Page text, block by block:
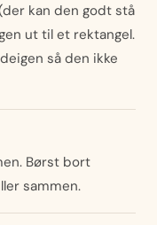
kan den godt stå
ut til et rektangel.
så den ikke
Børst bort
sammen.